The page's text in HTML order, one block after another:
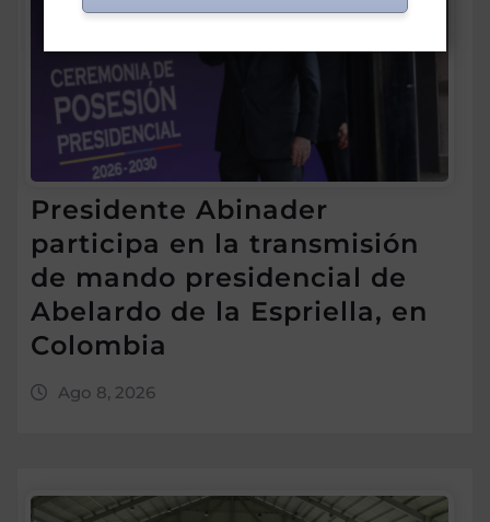
Presidente Abinader
participa en la transmisión
de mando presidencial de
Abelardo de la Espriella, en
Colombia
Ago 8, 2026